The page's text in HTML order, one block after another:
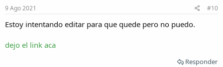
9 Ago 2021 #10
Estoy intentando editar para que quede pero no puedo.
dejo el link aca
Responder